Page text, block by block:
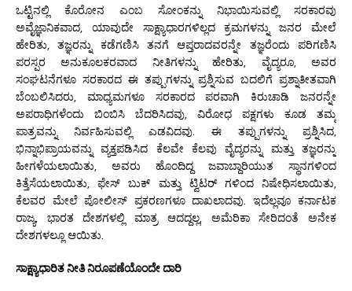
ಒಟ್ಟಿನಲ್ಲಿ ಕೊರೋನ ಎಂಬ ಸೋಂಕನ್ನು ನಿಭಾಯಿಸುವಲ್ಲಿ ಸರಕಾರವು
ಅವೈಜ್ಞಾನಿಕವಾದ, ಯಾವುದೇ ಸಾಕ್ಷ್ಯಾಧಾರಗಳಿಲ್ಲದ ಕ್ರಮಗಳನ್ನು ಜನರ ಮೇಲೆ
ಹೇರಿತು, ತಜ್ಞರನ್ನು ಕಡೆಗಣಿಸಿ ತನಗೆ ಆಪ್ತರಾದವರನ್ನೇ ತಜ್ಞರೆಂದು ಪರಿಗಣಿಸಿ
ಪರಸ್ಪರ ಅನುಕೂಲಕರವಾದ ನೀತಿಗಳನ್ನು ಹೇರಿತು, ವೈದ್ಯರೂ, ಅವರ
ಸಂಘಟನೆಗಳೂ ಸರಕಾರದ ಈ ತಪ್ಪುಗಳನ್ನು ಪ್ರಶ್ನಿಸುವ ಬದಲಿಗೆ ಪ್ರಶ್ನಾತೀತವಾಗಿ
ಬೆಂಬಲಿಸಿದರು, ಮಾಧ್ಯಮಗಳೂ ಸರಕಾರದ ಪರವಾಗಿ ಕಿರುಚಾಡಿ ಜನರನ್ನೇ
ಅಪರಾಧಿಗಳೆಂದು ಬಿಂಬಿಸಿ ಬೆದರಿಸಿದವು, ವಿರೋಧ ಪಕ್ಷಗಳು ಕೂಡ ತಮ್ಮ
ಪಾತ್ರವನ್ನು ನಿರ್ವಹಿಸುವಲ್ಲಿ ಎಡವಿದವು. ಈ ತಪ್ಪುಗಳನ್ನು ಪ್ರಶ್ನಿಸಿದ,
ಭಿನ್ನಾಭಿಪ್ರಾಯವನ್ನು ವ್ಯಕ್ತಪಡಿಸಿದ ಕೆಲವೇ ಕೆಲವು ವೈದ್ಯರನ್ನು ಮತ್ತು ತಜ್ಞರನ್ನು
ಹೀಗಳೆಯಲಾಯಿತು, ಅವರು ಹೊಂದಿದ್ದ ಜವಾಬ್ದಾರಿಯುತ ಸ್ಥಾನಗಳಿಂದ
ಕಿತ್ತೆಸೆಯಲಾಯಿತು, ಫೇಸ್ ಬುಕ್ ಮತ್ತು ಟ್ವಿಟರ್ ಗಳಿಂದ ನಿಷೇಧಿಸಲಾಯಿತು,
ಕೆಲವರ ಮೇಲೆ ಪೋಲೀಸ್ ಪ್ರಕರಣಗಳೂ ದಾಖಲಾದವು. ಇದೆಲ್ಲವೂ ಕರ್ನಾಟಕ
ರಾಜ್ಯ, ಭಾರತ ದೇಶಗಳಲ್ಲಿ ಮಾತ್ರ ಆದದ್ದಲ್ಲ, ಅಮೆರಿಕಾ ಸೇರಿದಂತೆ ಅನೇಕ
ದೇಶಗಳಲ್ಲೂ ಆಯಿತು.
ಸಾಕ್ಷ್ಯಾಧಾರಿತ ನೀತಿ ನಿರೂಪಣೆಯೊಂದೇ ದಾರಿ